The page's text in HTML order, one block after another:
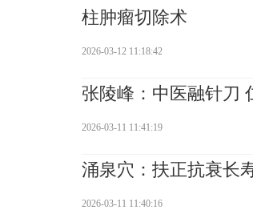
柱肿瘤切除术
2026-03-12 11:18:42
张陵峰：中医融针刀
2026-03-11 11:41:19
涌泉穴：扶正抗衰长
2026-03-11 11:40:16